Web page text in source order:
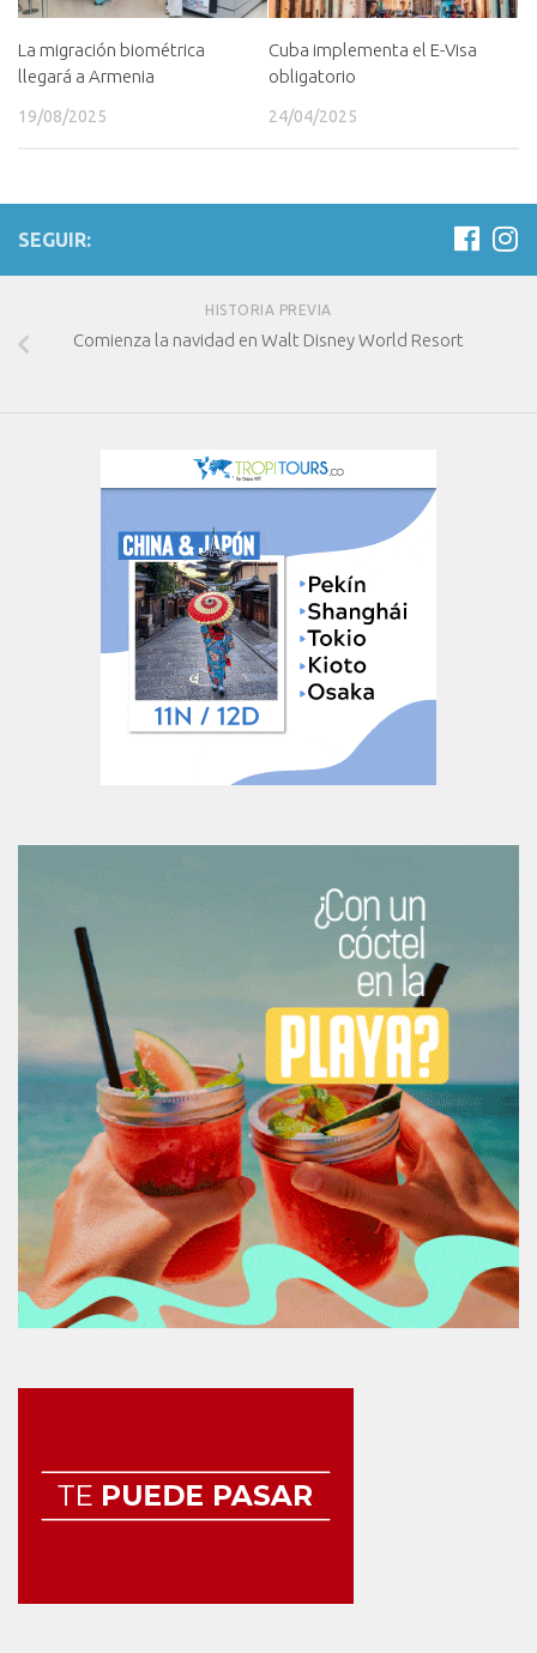
La migración biométrica
llegará a Armenia
19/08/2025
Cuba implementa el E-Visa
obligatorio
24/04/2025
SEGUIR:
HISTORIA PREVIA
Comienza la navidad en Walt Disney World Resort